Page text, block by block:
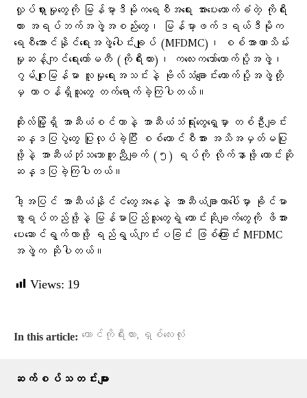
လှုပ်ရှားမှုတွေကို မြန်မာ့ဒီမိုကရေစီအရေး အားပေးထောက်ခံတဲ့ ကိုရီး
ယား အရပ်ဘက်အဖွဲ့အစည်းတွေ၊ မြန်မာ့ဖက်ဒရယ်ဒီမိုက
ရေစီအောင်နိုင်ရေးအဖွဲ့ပေါင်းချုပ် (MFDMC)၊ စစ်အာဏာသိမ်း
မှုဆန့်ကျင်ရေးကော်မတီ (ကိုရီးယား)၊ ကလေးကဘော်ထောက်ပို့အဖွဲ့၊
ဂွမ်ဂျုးမြန်မာ လူမှုရေးအသင်းနဲ့ ဗိုလ်သံချောင်းထောက်ပို့အဖွဲ့တို့
မှ တာဝန်ရှိသူတွေ တက်ရောက်ခဲ့ကြပါတယ်။
ဆိုးလ်မြို့ရှိ အာဆီယံစင်တာနဲ့ အာဆီယံသံရုံးတွေရှေ့မှာ တစ်ဦးချင်း
ဆန္ဒပြပွဲတွေ ပြုလုပ်ခဲ့ပြီး စစ်ကောင်စီအား အသိအမှတ်မပြု
ဖို့နဲ့ အာဆီယံဘုံသဘောတူညီချက် (၅) ရပ်ကို လိုက်နာဖို့ တောင်းဆို
ဆန္ဒပြခဲ့ကြပါတယ်။
ဒါ့အပြင် အာဆီယံနိုင်ငံတွေအနေနဲ့ အာဆီယံချာတာပေါ်မှာ ခိုင်မာ
စွာရပ်တည်ဖို့နဲ့ မြန်မာပြည်သူတွေရဲ့ တောင်းဆိုချက်တွေကို ဖိအား
ပေးဆောင်ရွက်လာဖို့ ရည်ရွယ်ကျင်းပခြင်း ဖြစ်ကြောင်း MFDMC
အဖွဲ့က ဆိုပါတယ်။
Views: 19
In this article: တောင်ကိုရီးယား, ရှစ်လေးလုံး
ဆက်စပ်သတင်းများ